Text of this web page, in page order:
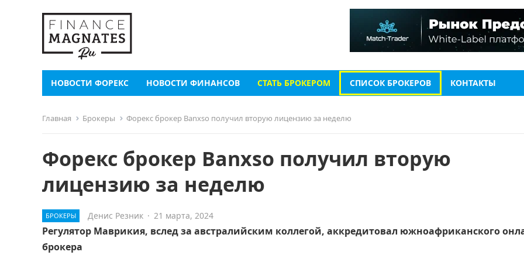
НОВОСТИ ФОРЕКС НОВОСТИ ФИНАНСОВ СТАТЬ БРОКЕРОМ СПИСОК БРОКЕРОВ КОНТАКТЫ
Главная Брокеры Форекс брокер Banxso получил вторую лицензию за неделю
Форекс брокер Banxso получил вторую
лицензию за неделю
БРОКЕРЫ Денис Резник · 21 марта, 2024
Регулятор Маврикия, вслед за австралийским коллегой, аккредитовал южноафриканского
брокера